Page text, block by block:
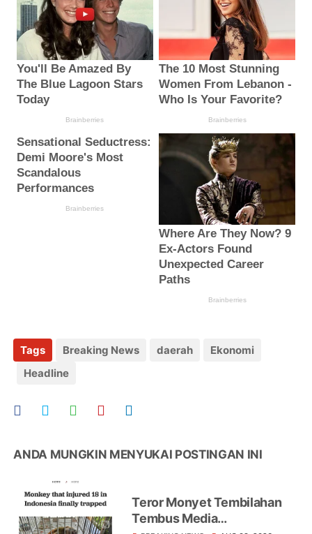
Tags Breaking News daerah
Ekonomi
Headline
ANDA MUNGKIN MENYUKAI POSTINGAN INI
Teror Monyet Tembilahan
Tembus Media